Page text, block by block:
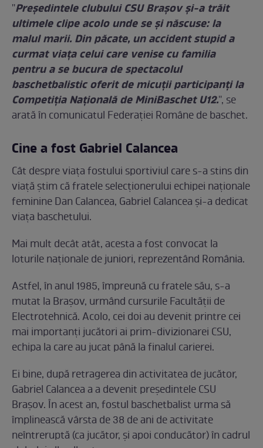
''Preşedintele clubului CSU Braşov şi-a trăit
ultimele clipe acolo unde se şi născuse: la
malul marii. Din păcate, un accident stupid a
curmat viaţa celui care venise cu familia
pentru a se bucura de spectacolul
baschetbalistic oferit de micuţii participanţi la
Competiţia Naţională de MiniBaschet U12.'', se
arată în comunicatul Federaţiei Române de baschet.
Cine a fost Gabriel Calancea
Cât despre viața fostului sportiviul care s-a stins din
viață știm că fratele selecţionerului echipei naţionale
feminine Dan Calancea, Gabriel Calancea şi-a dedicat
viaţa baschetului.
Mai mult decât atât, acesta a fost convocat la
loturile naţionale de juniori, reprezentând România.
Astfel, în anul 1985, împreună cu fratele său, s-a
mutat la Braşov, urmând cursurile Facultăţii de
Electrotehnică. Acolo, cei doi au devenit printre cei
mai importanţi jucători ai prim-divizionarei CSU,
echipa la care au jucat până la finalul carierei.
Ei bine, după retragerea din activitatea de jucător,
Gabriel Calancea a a devenit preşedintele CSU
Braşov. În acest an, fostul baschetbalist urma să
împlinească vârsta de 38 de ani de activitate
neîntreruptă (ca jucător, şi apoi conducător) în cadrul